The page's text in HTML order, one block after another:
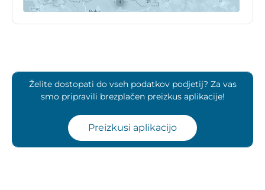
Želite dostopati do vseh podatkov podjetij? Za vas
smo pripravili brezplačen preizkus aplikacije!
Preizkusi aplikacijo